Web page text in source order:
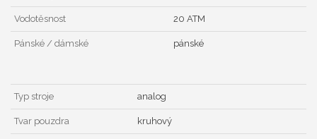
Vodotěsnost 20 ATM
Pánské / dámské pánské
Typ stroje analog
Tvar pouzdra kruhový